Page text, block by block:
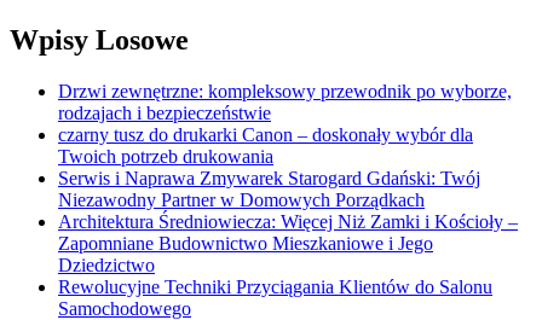
Wpisy Losowe
Drzwi zewnętrzne: kompleksowy przewodnik po wyborze,
rodzajach i bezpieczeństwie
czarny tusz do drukarki Canon – doskonały wybór dla
Twoich potrzeb drukowania
Serwis i Naprawa Zmywarek Starogard Gdański: Twój
Niezawodny Partner w Domowych Porządkach
Architektura Średniowiecza: Więcej Niż Zamki i Kościoły –
Zapomniane Budownictwo Mieszkaniowe i Jego
Dziedzictwo
Rewolucyjne Techniki Przyciągania Klientów do Salonu
Samochodowego